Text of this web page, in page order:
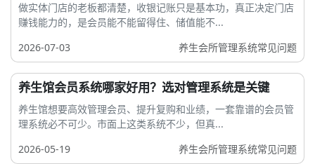
做实体门店的老板都清楚，收银记账只是基本功，真正决定门店
赚钱能力的，是会员能不能留得住、储值能不...
2026-07-03
养生会所管理系统常见问题
养生馆会员系统哪家好用？选对管理系统是关键
养生馆想要高效管理会员、提升复购和业绩，一套靠谱的会员管
理系统必不可少。市面上这类系统不少，但真...
2026-05-19
养生会所管理系统常见问题